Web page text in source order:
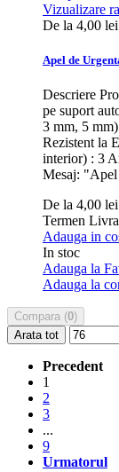
Vizualizare
De la 4,00 lei
Apel de
Descriere
pe suport
3 mm, 5
Rezistent la
interior) : 3
Mesaj:
De la 4,00 lei
Termen
Adauga in
In stoc
Adauga la
Adauga la
Compara (0)
Arata tot
Precedent
1
2
3
...
9
Urmatorul